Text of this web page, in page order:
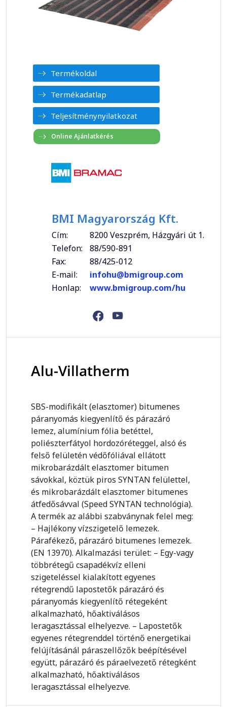
Termékoldal
Termékadatlap
Teljesítménynyilatkozat
BMI Magyarország Kft.
Cím:
8200 Veszprém, Házgyári út 1.
Telefon:
88/590-891
Fax:
88/425-012
E-mail:
infohu@bmigroup.com
Honlap:
www.bmigroup.com/hu
Alu-Villatherm
SBS-modifikált (elasztomer) bitumenes
páranyomás kiegyenlítő és párazáró
lemez, alumínium fólia betéttel,
poliészterfátyol hordozóréteggel, alsó és
felső felületén védőfóliával ellátott
mikrobarázdált elasztomer bitumen
sávokkal, köztük piros SYNTAN felülettel,
és mikrobarázdált elasztomer bitumenes
átfedősávval (Speed SYNTAN technológia).
A termék az alábbi szabványnak felel meg:
– Hajlékony vízszigetelő lemezek.
Párafékező, párazáró bitumenes lemezek.
(EN 13970). Alkalmazási terület: – Egy-vagy
többrétegű csapadékvíz elleni
szigeteléssel kialakított egyenes
rétegrendű lapostetők párazáró és
páranyomás kiegyenlítő rétegeként
alkalmazható, hőaktiválásos
leragasztással elhelyezve. – Lapostetők
egyenes rétegrenddel történő energetikai
felújításánál páraszellőzők beépítésével
együtt, párazáró és páraelvezető rétegként
alkalmazható, hőaktiválásos
leragasztással elhelyezve.